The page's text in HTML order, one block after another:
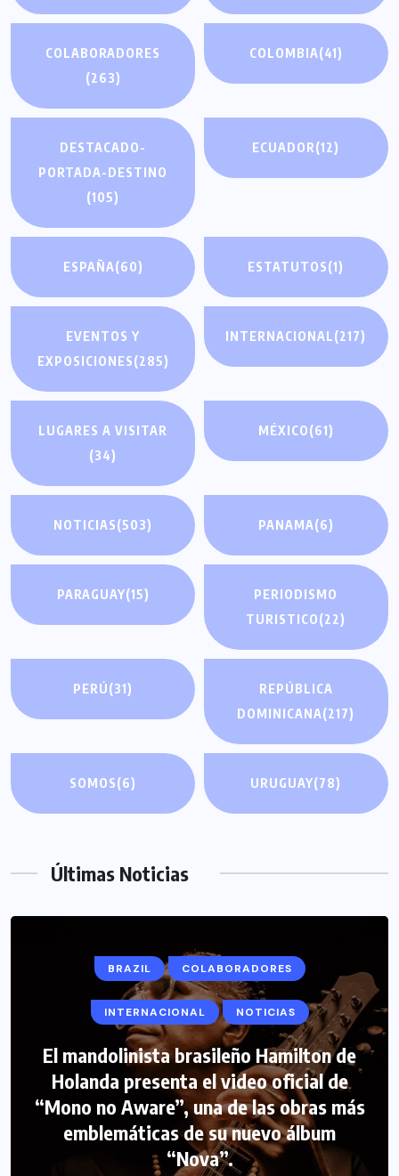
COLABORADORES
(263)
COLOMBIA(41)
DESTACADO-
PORTADA-DESTINO
(105)
ECUADOR(12)
ESPAÑA(60) ESTATUTOS(1)
EVENTOS Y
EXPOSICIONES(285)
INTERNACIONAL(217)
LUGARES A VISITAR
(34)
MÉXICO(61)
NOTICIAS(503) PANAMA(6)
PARAGUAY(15)
PERIODISMO
TURISTICO(22)
PERÚ(31)
REPÚBLICA
DOMINICANA(217)
SOMOS(6) URUGUAY(78)
Últimas Noticias
BRAZIL COLABORADORES
INTERNACIONAL NOTICIAS
El mandolinista brasileño Hamilton de
Holanda presenta el video oficial de
“Mono no Aware”, una de las obras más
emblemáticas de su nuevo álbum
“Nova”.
COLABORADORES INTERNACIONAL
NOTICIAS PERIODISMO TURISTICO
FIPETUR se solidariza con Venezuela